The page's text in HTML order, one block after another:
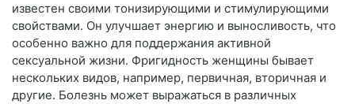
известен своими тонизирующими и стимулирующими
свойствами. Он улучшает энергию и выносливость, что
особенно важно для поддержания активной
сексуальной жизни. Фригидность женщины бывает
нескольких видов, например, первичная, вторичная и
другие. Болезнь может выражаться в различных